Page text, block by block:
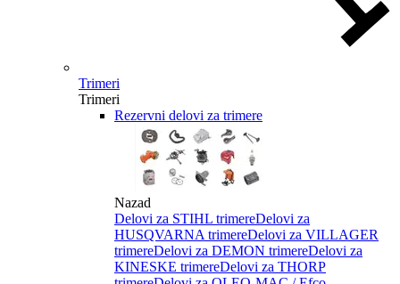
Trimeri
Trimeri
Rezervni delovi za trimere
Nazad
Delovi za STIHL trimereDelovi za
HUSQVARNA trimereDelovi za VILLAGER
trimereDelovi za DEMON trimereDelovi za
KINESKE trimereDelovi za THORP